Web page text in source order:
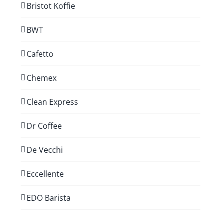
Bristot Koffie
BWT
Cafetto
Chemex
Clean Express
Dr Coffee
De Vecchi
Eccellente
EDO Barista